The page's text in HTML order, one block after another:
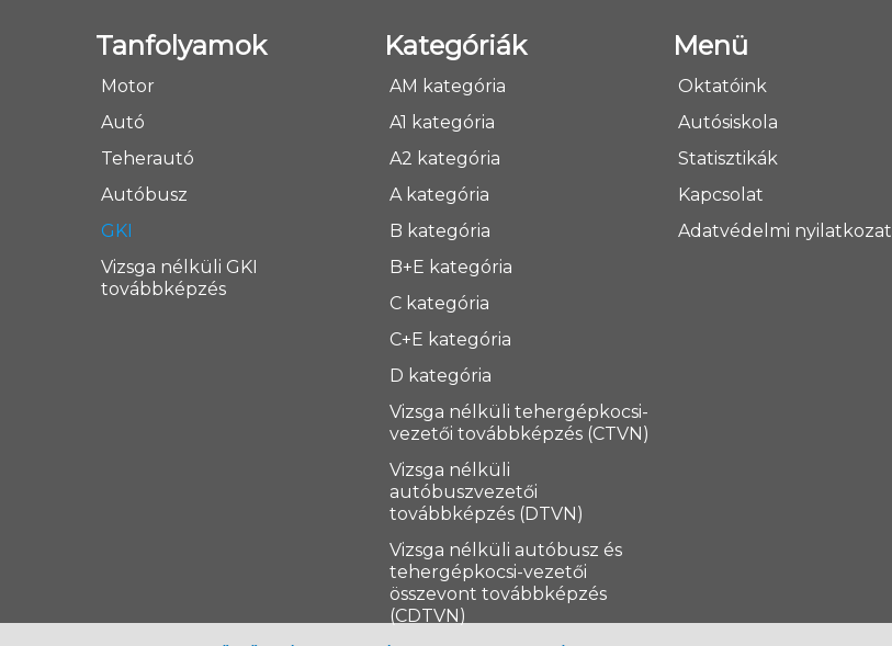
Tanfolyamok
Motor
Autó
Teherautó
Autóbusz
GKI
Vizsga nélküli GKI
továbbképzés
Kategóriák
AM kategória
A1 kategória
A2 kategória
A kategória
B kategória
B+E kategória
C kategória
C+E kategória
D kategória
Vizsga nélküli tehergépkocsi-
vezetői továbbképzés (CTVN)
Vizsga nélküli
autóbuszvezetői
továbbképzés (DTVN)
Vizsga nélküli autóbusz és
tehergépkocsi-vezetői
összevont továbbképzés
(CDTVN)
Menü
Oktatóink
Autósiskola
Statisztikák
Kapcsolat
Adatvédelmi nyilatkozat